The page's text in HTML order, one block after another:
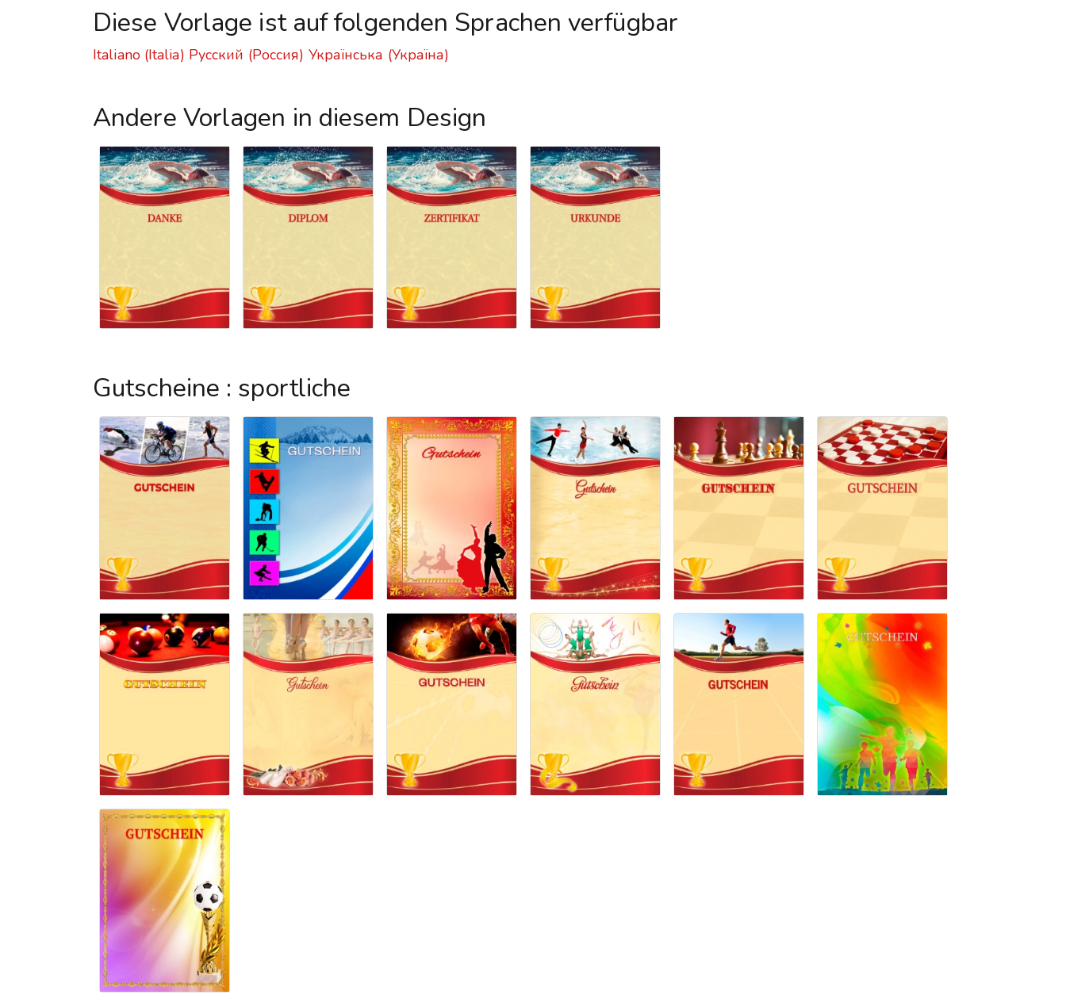
Diese Vorlage ist auf folgenden Sprachen verfügbar
Italiano (Italia) Русский (Россия) Українська (Україна)
Andere Vorlagen in diesem Design
Gutscheine : sportliche